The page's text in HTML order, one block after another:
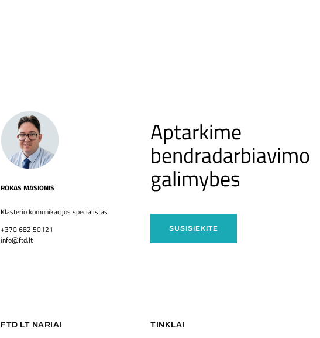
ROKAS MASIONIS
Klasterio komunikacijos specialistas
+370 682 50121
info@ftd.lt
Aptarkime
bendradarbiavimo
galimybes
SUSISIEKITE
FTD LT NARIAI TINKLAI